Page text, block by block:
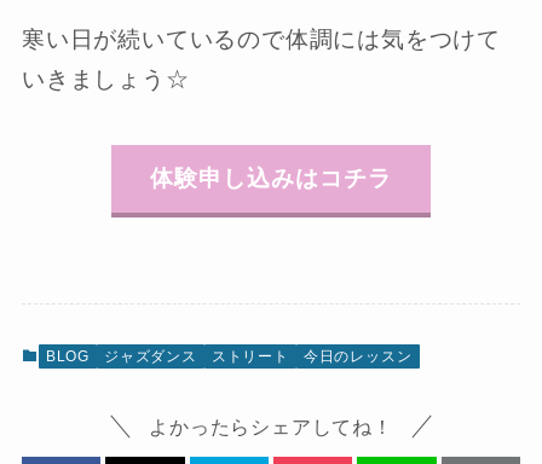
寒い日が続いているので体調には気をつけて
いきましょう☆
体験申し込みはコチラ
BLOG ジャズダンス ストリート 今日のレッスン
よかったらシェアしてね！